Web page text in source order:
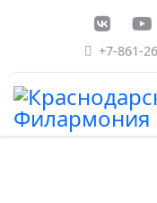
+7-861-